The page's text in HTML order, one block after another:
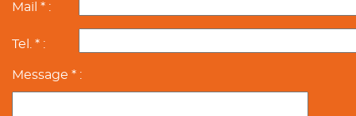
Mail * :
Tel. * :
Message * :